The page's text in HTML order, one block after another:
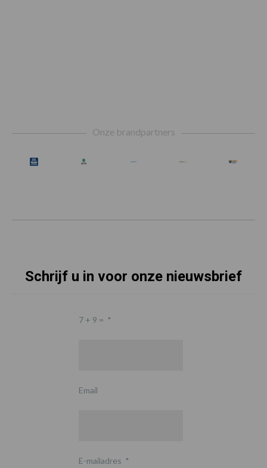
Onze brandpartners
Schrijf u in voor onze nieuwsbrief
7 + 9 = *
Email
E-mailadres *